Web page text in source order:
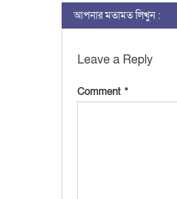
আপনার মতামত লিখুন :
Leave a Reply
Comment *